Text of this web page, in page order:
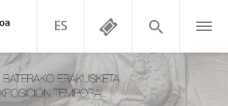
ES